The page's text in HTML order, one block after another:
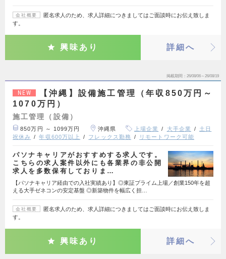
会社概要
匿名求人のため、求人詳細につきましてはご面談時にお伝え致しま
す。
興味あり 詳細へ
掲載期間 26/08/06～26/08/19
NEW
【沖縄】設備施工管理（年収850万円～
1070万円）
施工管理（設備）
850万円 ～ 1099万円 沖縄県 上場企業 大手企業
土日
祝休み
年収600万以上 フレックス勤務 リモートワーク可能
パソナキャリアがおすすめする求人です。
こちらの求人案件以外にも各業界の非公開
求人を多数保有しておりま…
【パソナキャリア経由での入社実績あり】◎東証プライム上場／創業150年を超
える大手ゼネコンの安定基盤 ◎新築物件を幅広く担…
会社概要
匿名求人のため、求人詳細につきましてはご面談時にお伝え致しま
す。
興味あり 詳細へ